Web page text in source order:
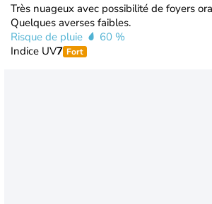
Très nuageux avec possibilité de foyers
Quelques averses faibles.
Risque de pluie
60 %
Indice UV7 Fort